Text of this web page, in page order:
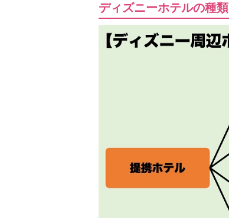
ディズニーホテルの種類